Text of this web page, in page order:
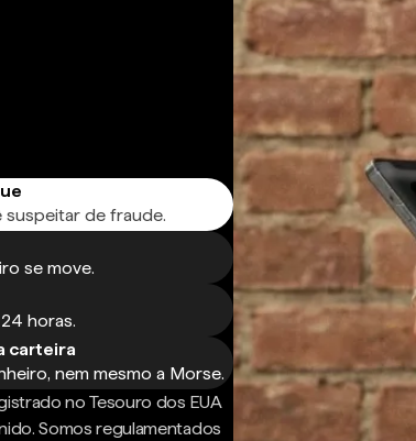
de fraude.
se move.
horas.
carteira
nem mesmo a Morse.
no Tesouro dos EUA
Somos regulamentados